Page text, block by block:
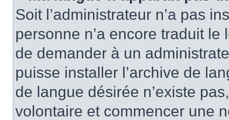
Soit l’administrateur n’a pas
personne n’a encore traduit
de demander à un
puisse installer l’archive de
de langue désirée n’existe
volontaire et commencer une